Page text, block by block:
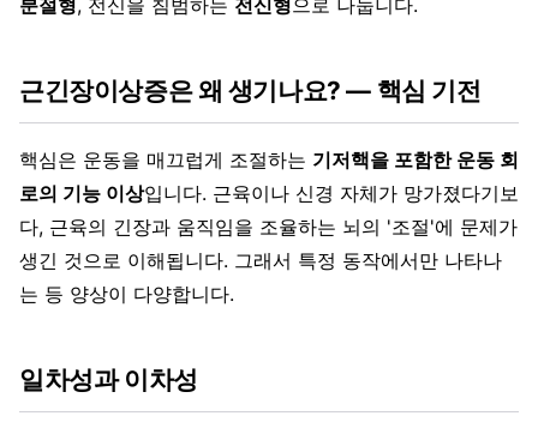
근긴장이상증은 왜 생기나요? — 핵심 기전
핵심은 운동을 매끄럽게 조절하는 기저핵을 포함한 운동 회
로의 기능 이상입니다. 근육이나 신경 자체가 망가졌다기보
다, 근육의 긴장과 움직임을 조율하는 뇌의 '조절'에 문제가
생긴 것으로 이해됩니다. 그래서 특정 동작에서만 나타나
는 등 양상이 다양합니다.
일차성과 이차성